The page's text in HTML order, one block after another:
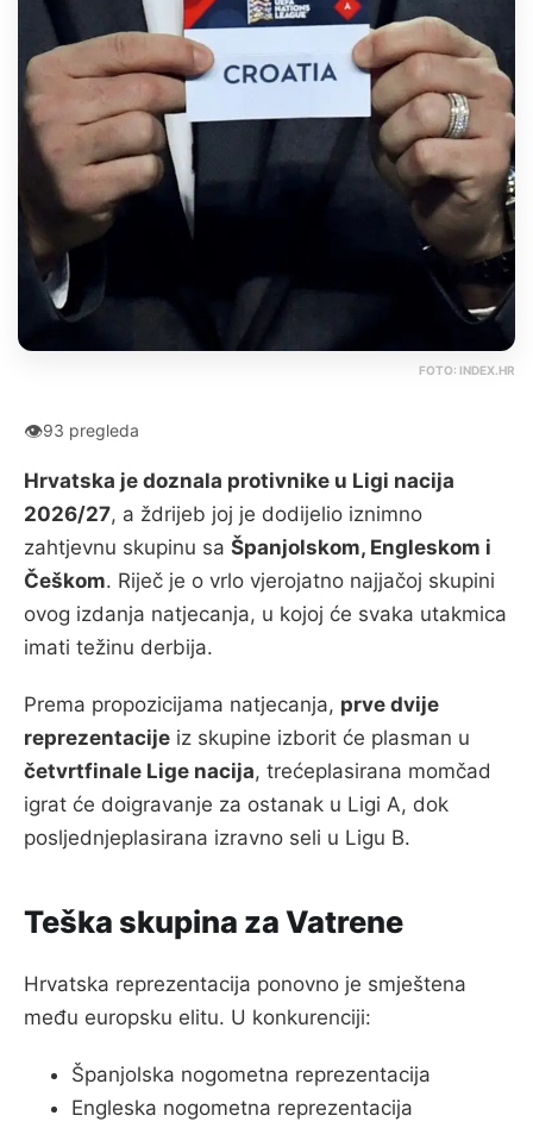
FOTO: INDEX.HR
👁93 pregleda
Hrvatska je doznala protivnike u Ligi nacija
2026/27, a ždrijeb joj je dodijelio iznimno
zahtjevnu skupinu sa Španjolskom, Engleskom i
Češkom. Riječ je o vrlo vjerojatno najjačoj skupini
ovog izdanja natjecanja, u kojoj će svaka utakmica
imati težinu derbija.
Prema propozicijama natjecanja, prve dvije
reprezentacije iz skupine izborit će plasman u
četvrtfinale Lige nacija, trećeplasirana momčad
igrat će doigravanje za ostanak u Ligi A, dok
posljednjeplasirana izravno seli u Ligu B.
Teška skupina za Vatrene
Hrvatska reprezentacija ponovno je smještena
među europsku elitu. U konkurenciji:
Španjolska nogometna reprezentacija
Engleska nogometna reprezentacija